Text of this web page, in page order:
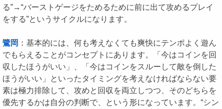
る”→“バーストゲージをためるために前に出て攻めるプレイ
をする”というサイクルになります。
鷺岡 ：基本的には、何も考えなくても爽快にテンポよく遊ん
でもらえることがコンセプトにあります。「今はコインを回
収したほうがいい」、「今はコインをスルーして敵を倒した
ほうがいい」といったタイミングを考えなければならない要
素は極力排除して、攻めと回収を両立しつつ、そのどちらを
優先するかは自分の判断で、という形になっています。“シン